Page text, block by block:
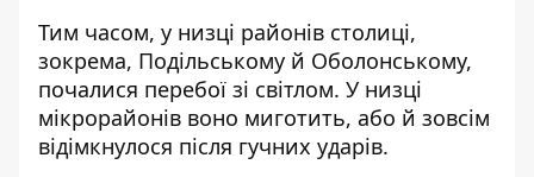
Тим часом, у низці районів столиці,
зокрема, Подільському й Оболонському,
почалися перебої зі світлом. У низці
мікрорайонів воно миготить, або й зовсім
відімкнулося після гучних ударів.